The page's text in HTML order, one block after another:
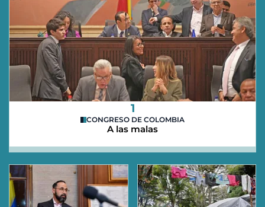
1
CONGRESO DE COLOMBIA
A las malas